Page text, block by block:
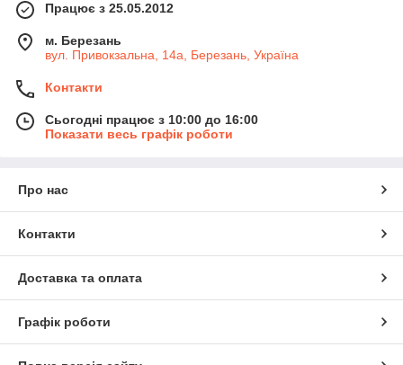
Працює з 25.05.2012
м. Березань
вул. Привокзальна, 14а, Березань, Україна
Контакти
Сьогодні працює з 10:00 до 16:00
Показати весь графік роботи
Про нас
Контакти
Доставка та оплата
Графік роботи